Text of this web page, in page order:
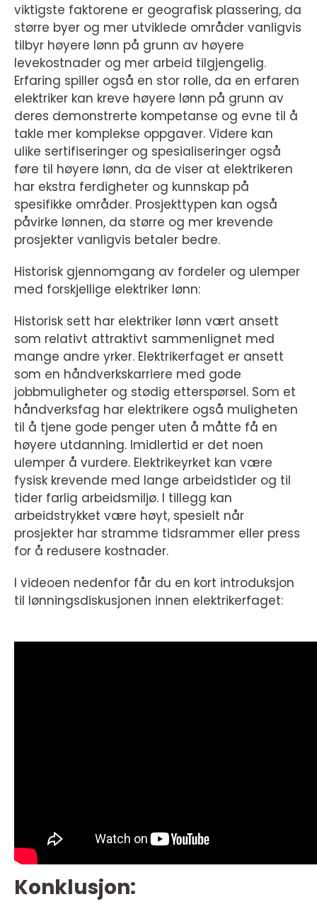
viktigste faktorene er geografisk plassering, da
større byer og mer utviklede områder vanligvis
tilbyr høyere lønn på grunn av høyere
levekostnader og mer arbeid tilgjengelig.
Erfaring spiller også en stor rolle, da en erfaren
elektriker kan kreve høyere lønn på grunn av
deres demonstrerte kompetanse og evne til å
takle mer komplekse oppgaver. Videre kan
ulike sertifiseringer og spesialiseringer også
føre til høyere lønn, da de viser at elektrikeren
har ekstra ferdigheter og kunnskap på
spesifikke områder. Prosjekttypen kan også
påvirke lønnen, da større og mer krevende
prosjekter vanligvis betaler bedre.
Historisk gjennomgang av fordeler og ulemper
med forskjellige elektriker lønn:
Historisk sett har elektriker lønn vært ansett
som relativt attraktivt sammenlignet med
mange andre yrker. Elektrikerfaget er ansett
som en håndverkskarriere med gode
jobbmuligheter og stødig etterspørsel. Som et
håndverksfag har elektrikere også muligheten
til å tjene gode penger uten å måtte få en
høyere utdanning. Imidlertid er det noen
ulemper å vurdere. Elektrikeyrket kan være
fysisk krevende med lange arbeidstider og til
tider farlig arbeidsmiljø. I tillegg kan
arbeidstrykket være høyt, spesielt når
prosjekter har stramme tidsrammer eller press
for å redusere kostnader.
I videoen nedenfor får du en kort introduksjon
til lønningsdiskusjonen innen elektrikerfaget:
Konklusjon: